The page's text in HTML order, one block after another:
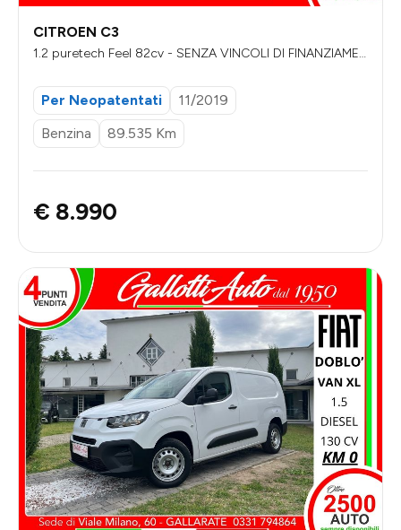
CITROEN C3
1.2 puretech Feel 82cv - SENZA VINCOLI DI FINANZIAMEN
Per Neopatentati
11/2019
Benzina
89.535 Km
€ 8.990